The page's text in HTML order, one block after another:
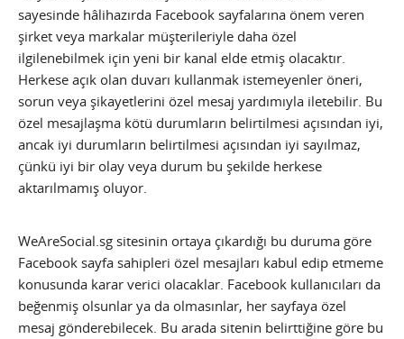
sayesinde hâlihazırda Facebook sayfalarına önem veren
şirket veya markalar müşterileriyle daha özel
ilgilenebilmek için yeni bir kanal elde etmiş olacaktır.
Herkese açık olan duvarı kullanmak istemeyenler öneri,
sorun veya şikayetlerini özel mesaj yardımıyla iletebilir. Bu
özel mesajlaşma kötü durumların belirtilmesi açısından iyi,
ancak iyi durumların belirtilmesi açısından iyi sayılmaz,
çünkü iyi bir olay veya durum bu şekilde herkese
aktarılmamış oluyor.
WeAreSocial.sg sitesinin ortaya çıkardığı bu duruma göre
Facebook sayfa sahipleri özel mesajları kabul edip etmeme
konusunda karar verici olacaklar. Facebook kullanıcıları da
beğenmiş olsunlar ya da olmasınlar, her sayfaya özel
mesaj gönderebilecek. Bu arada sitenin belirttiğine göre bu